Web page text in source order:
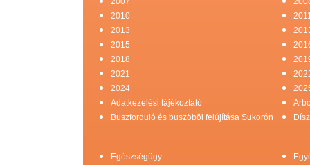
2010
2013
2015
2018
2021
2024
Adatkezelési tájékoztató
Buszforduló és buszöböl felújítása Sukorón
Egészségügy